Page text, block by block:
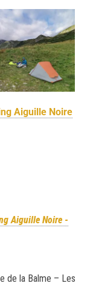
Aiguille Noire
Aiguille Noire -
de la Balme – Les